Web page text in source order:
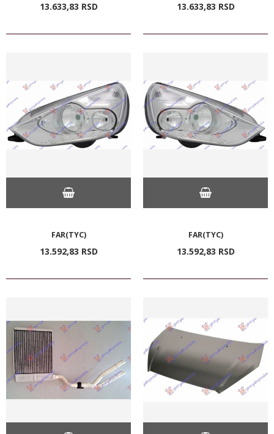
13.633,83 RSD 13.633,83 RSD
FAR(TYC)
13.592,83 RSD
FAR(TYC)
13.592,83 RSD